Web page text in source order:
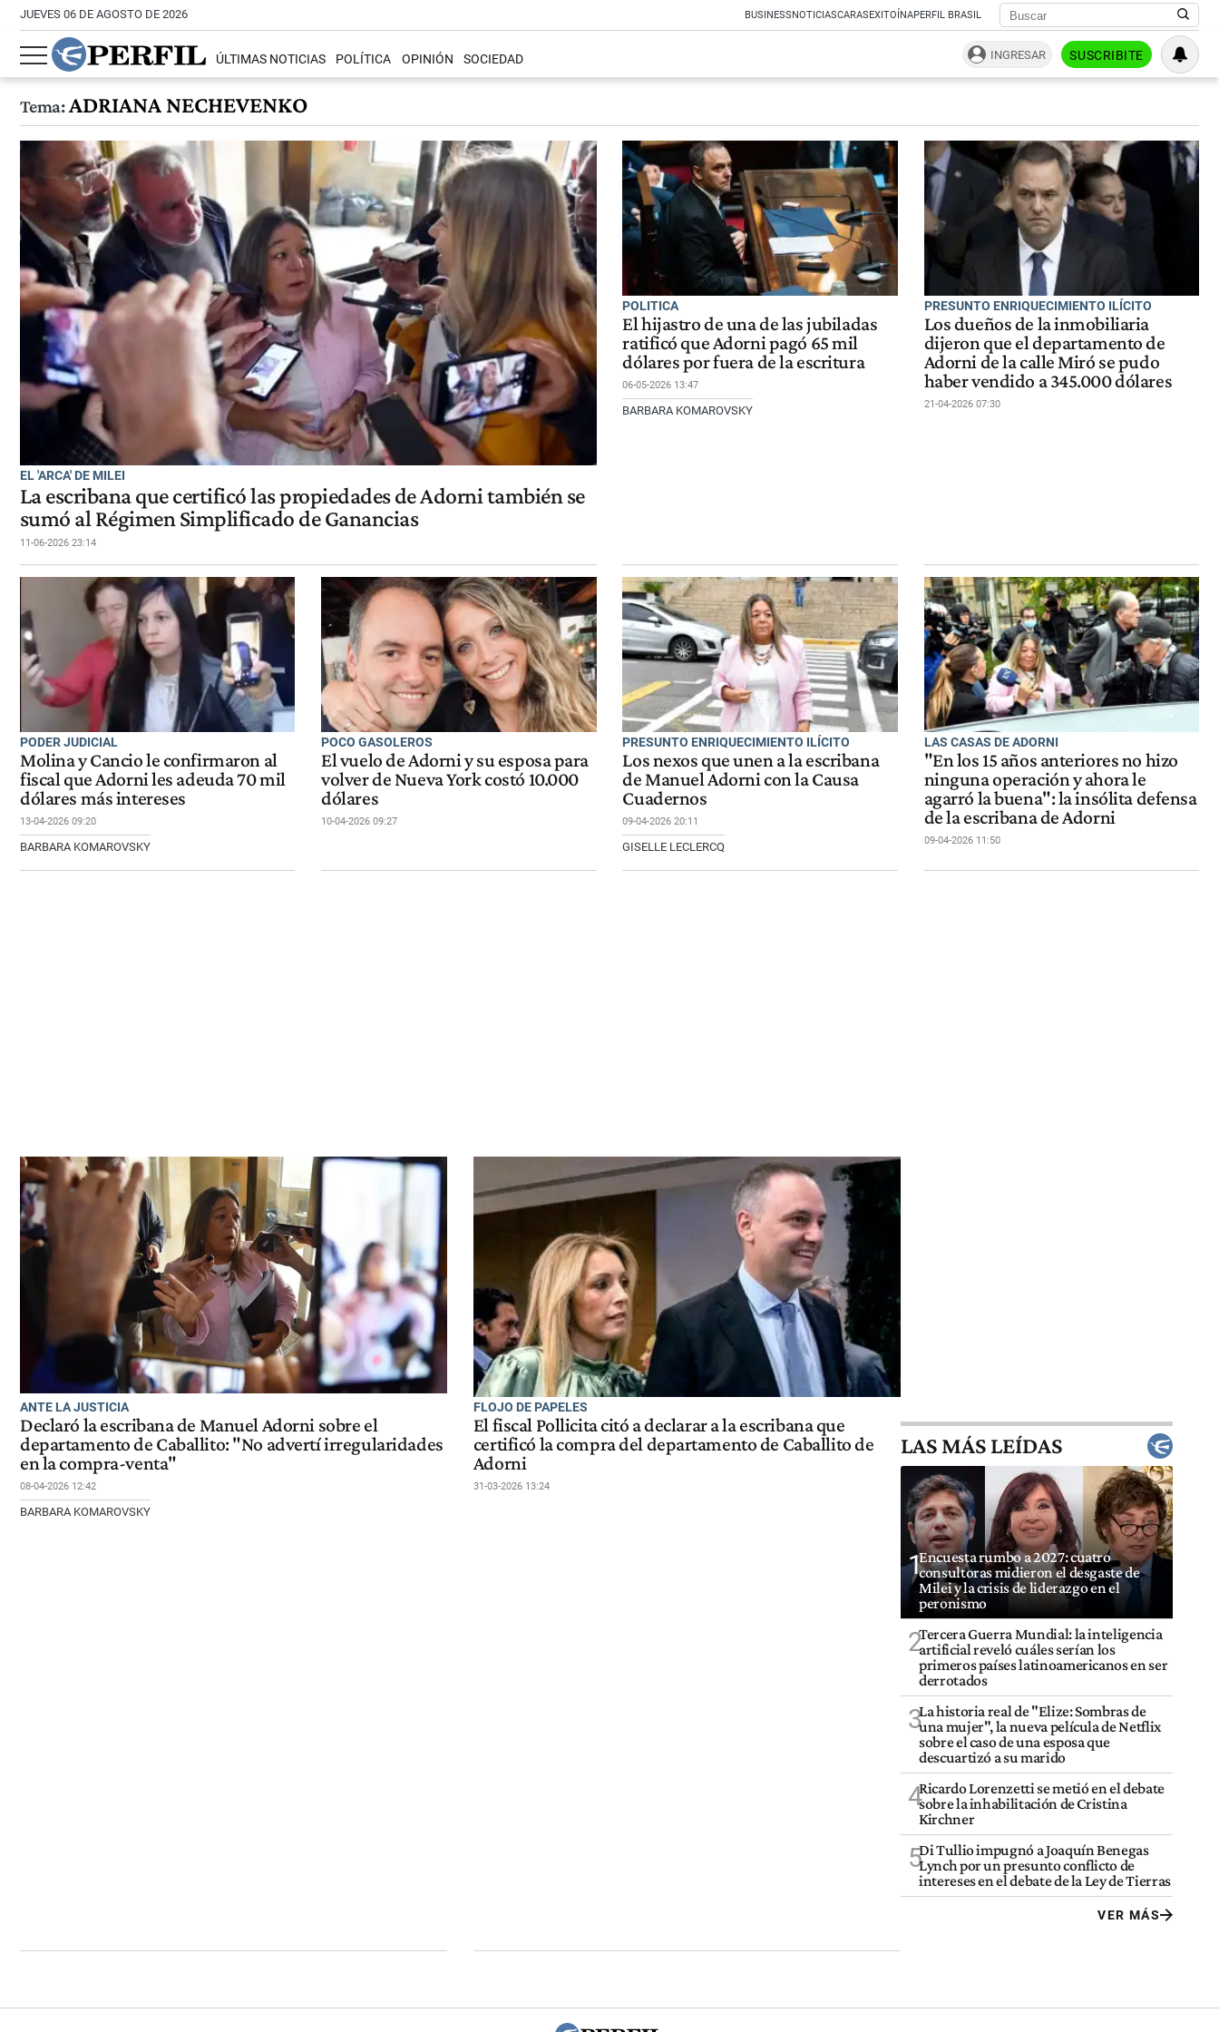
JUEVES 06 DE AGOSTO DE 2026 BUSINESSNOTICIASCARASEXITOÍNAPERFIL BRASIL
ÚLTIMAS NOTICIAS POLÍTICA OPINIÓN SOCIEDAD INGRESAR SUSCRIBITE
Tema:ADRIANA NECHEVENKO
EL 'ARCA' DE MILEI
La escribana que certificó las propiedades de Adorni también se
sumó al Régimen Simplificado de Ganancias
11-06-2026 23:14
POLITICA
El hijastro de una de las jubiladas
ratificó que Adorni pagó 65 mil
dólares por fuera de la escritura
06-05-2026 13:47
BARBARA KOMAROVSKY
PRESUNTO ENRIQUECIMIENTO ILÍCITO
Los dueños de la inmobiliaria
dijeron que el departamento de
Adorni de la calle Miró se pudo
haber vendido a 345.000 dólares
21-04-2026 07:30
PODER JUDICIAL
Molina y Cancio le confirmaron al
fiscal que Adorni les adeuda 70 mil
dólares más intereses
13-04-2026 09:20
BARBARA KOMAROVSKY
POCO GASOLEROS
El vuelo de Adorni y su esposa para
volver de Nueva York costó 10.000
dólares
10-04-2026 09:27
PRESUNTO ENRIQUECIMIENTO ILÍCITO
Los nexos que unen a la escribana
de Manuel Adorni con la Causa
Cuadernos
09-04-2026 20:11
GISELLE LECLERCQ
LAS CASAS DE ADORNI
"En los 15 años anteriores no hizo
ninguna operación y ahora le
agarró la buena": la insólita defensa
de la escribana de Adorni
09-04-2026 11:50
ANTE LA JUSTICIA
Declaró la escribana de Manuel Adorni sobre el
departamento de Caballito: "No advertí irregularidades
en la compra-venta"
08-04-2026 12:42
BARBARA KOMAROVSKY
FLOJO DE PAPELES
El fiscal Pollicita citó a declarar a la escribana que
certificó la compra del departamento de Caballito de
Adorni
31-03-2026 13:24
LAS MÁS LEÍDAS
1Encuesta rumbo a 2027: cuatro
consultoras midieron el desgaste de
Milei y la crisis de liderazgo en el
peronismo
2Tercera Guerra Mundial: la inteligencia
artificial reveló cuáles serían los
primeros países latinoamericanos en ser
derrotados
3La historia real de "Elize: Sombras de
una mujer", la nueva película de Netflix
sobre el caso de una esposa que
descuartizó a su marido
4Ricardo Lorenzetti se metió en el debate
sobre la inhabilitación de Cristina
Kirchner
5Di Tullio impugnó a Joaquín Benegas
Lynch por un presunto conflicto de
intereses en el debate de la Ley de Tierras
VER MÁS